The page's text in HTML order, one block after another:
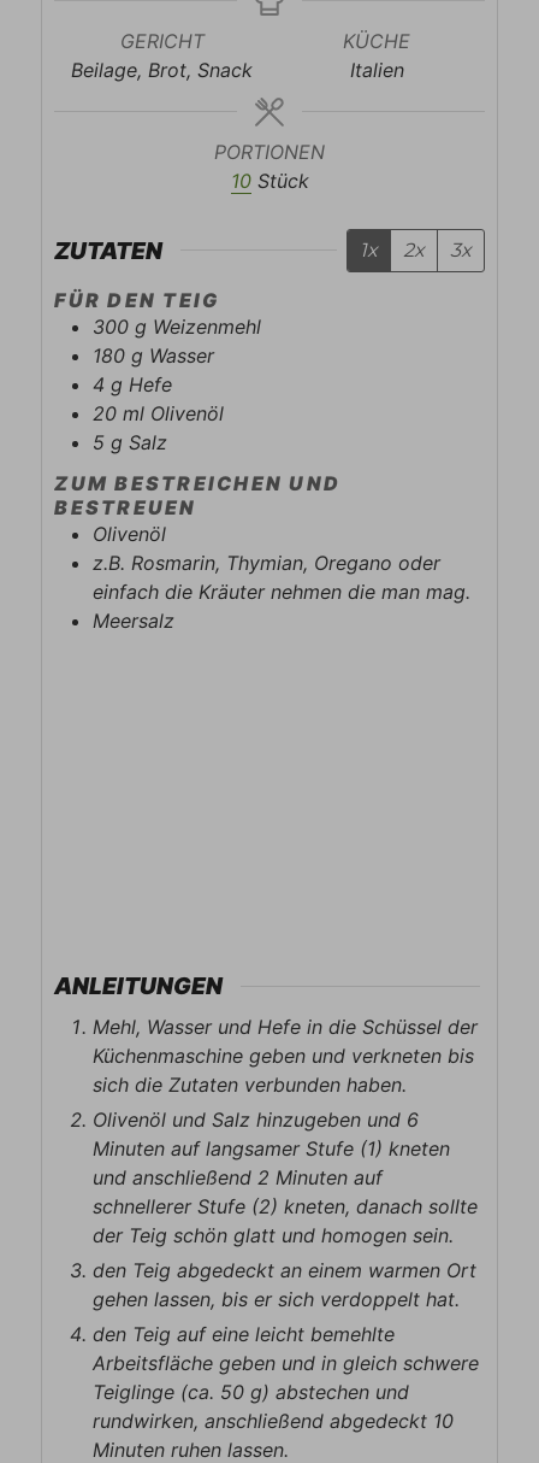
GERICHT
Beilage, Brot, Snack
KÜCHE
Italien
PORTIONEN
10 Stück
ZUTATEN 1x 2x 3x
FÜR DEN TEIG
300 g Weizenmehl
180 g Wasser
4 g Hefe
20 ml Olivenöl
5 g Salz
ZUM BESTREICHEN UND
BESTREUEN
Olivenöl
z.B. Rosmarin, Thymian, Oregano oder
einfach die Kräuter nehmen die man mag.
Meersalz
ANLEITUNGEN
Mehl, Wasser und Hefe in die Schüssel der
Küchenmaschine geben und verkneten bis
sich die Zutaten verbunden haben.
Olivenöl und Salz hinzugeben und 6
Minuten auf langsamer Stufe (1) kneten
und anschließend 2 Minuten auf
schnellerer Stufe (2) kneten, danach sollte
der Teig schön glatt und homogen sein.
den Teig abgedeckt an einem warmen Ort
gehen lassen, bis er sich verdoppelt hat.
den Teig auf eine leicht bemehlte
Arbeitsfläche geben und in gleich schwere
Teiglinge (ca. 50 g) abstechen und
rundwirken, anschließend abgedeckt 10
Minuten ruhen lassen.